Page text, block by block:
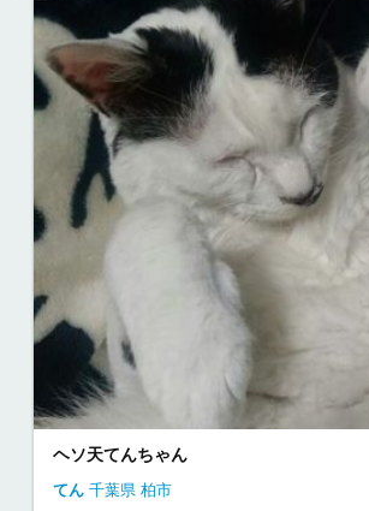
ヘソ天てんちゃん
てん 千葉県 柏市